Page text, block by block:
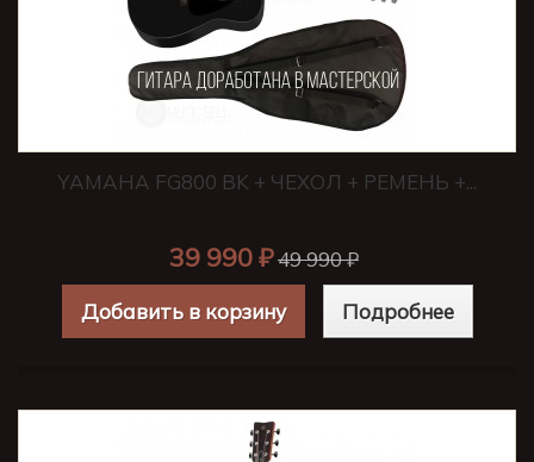
YAMAHA FG800 BK + ЧЕХОЛ + РЕМЕНЬ +...
39 990 ₽49 990 ₽
Добавить в корзину Подробнее